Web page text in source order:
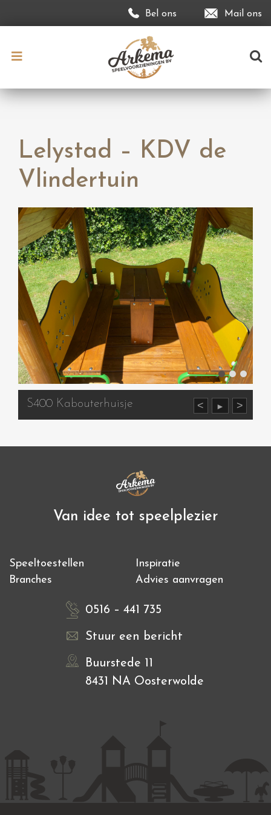
Bel ons Mail ons
Lelystad – KDV de
Vlindertuin
< ► >
S400 Kabouterhuisje
Van idee tot speelplezier
Speeltoestellen
Inspiratie
Branches
Advies aanvragen
0516 – 441 735
Stuur een bericht
Buurstede 11
8431 NA Oosterwolde